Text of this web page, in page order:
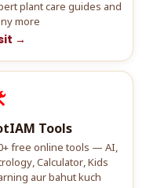
plant care guides and
more
→
Tools
free online tools — AI,
Calculator, Kids
aur bahut kuch